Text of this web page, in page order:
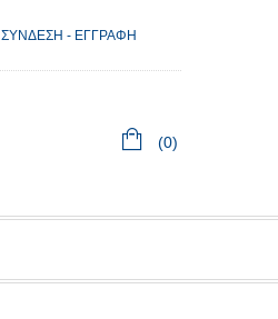
ΣΥΝΔΕΣΗ - ΕΓΓΡΑΦΗ
(0)